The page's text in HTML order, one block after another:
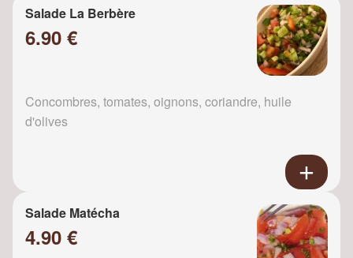
Salade La Berbère
6.90 €
Concombres, tomates, oignons, coriandre, huile
d'olives
Salade Matécha
4.90 €